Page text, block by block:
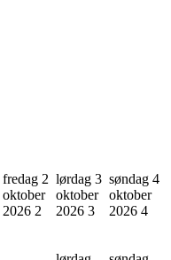
fredag 2
oktober
2026 2
lørdag 3
oktober
2026 3
søndag 4
oktober
2026 4